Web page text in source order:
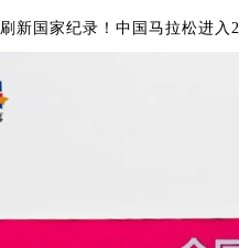
新国家纪录！中国马拉松进入